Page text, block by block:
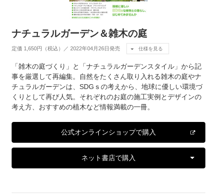
ナチュラルガーデン＆雑木の庭
定価 1,650円（税込）／ 2022年04月26日発売 仕様を見る
「雑木の庭づくり」と「ナチュラルガーデンスタイル」から記
事を厳選して再編集。自然をたくさん取り入れる雑木の庭やナ
チュラルガーデンは、SDGｓの考えから、地球に優しい環境づ
くりとして再び人気。それぞれのお庭の施工実例とデザインの
考え方、おすすめの植木など情報満載の一冊。
公式オンラインショップで購入
ネット書店で購入